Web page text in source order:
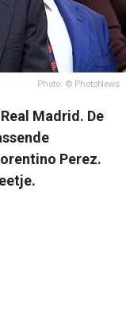
Photo: © PhotoNews
Madrid. De
Perez.